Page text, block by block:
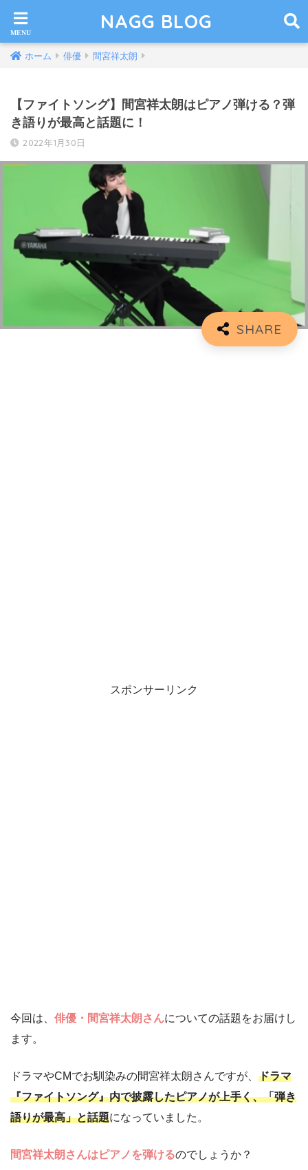
NAGG BLOG
ホーム 俳優 間宮祥太朗
【ファイトソング】間宮祥太朗はピアノ弾ける？弾
き語りが最高と話題に！
2022年1月30日
スポンサーリンク
今回は、 俳優・間宮祥太朗さんについての話題をお届けし
ます。
ドラマやCMでお馴染みの間宮祥太朗さんですが、 ドラマ
『ファイトソング』内で披露したピアノが上手く、「弾き
語りが最高」と話題になっていました。
間宮祥太朗さんはピアノを弾けるのでしょうか？